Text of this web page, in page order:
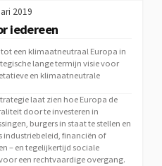
2019
iedereen
een klimaatneutraal Europa in
lange termijn visie voor
en klimaatneutrale
laat zien hoe Europa de
door te investeren in
burgers in staat te stellen en
industriebeleid, financiën of
– en tegelijkertijd sociale
een rechtvaardige overgang.